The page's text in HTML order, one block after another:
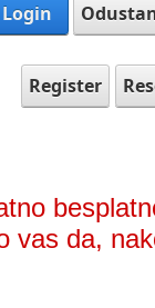
Login
Register
vas da,